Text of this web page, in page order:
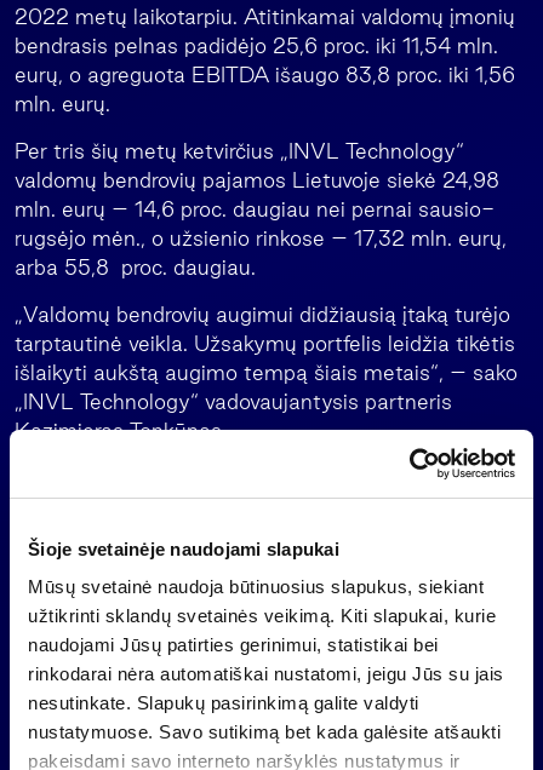
Šioje svetainėje naudojami slapukai
Mūsų svetainė naudoja būtinuosius slapukus, siekiant
užtikrinti sklandų svetainės veikimą. Kiti slapukai, kurie
naudojami Jūsų patirties gerinimui, statistikai bei
rinkodarai nėra automatiškai nustatomi, jeigu Jūs su jais
nesutinkate. Slapukų pasirinkimą galite valdyti
nustatymuose. Savo sutikimą bet kada galėsite atšaukti
pakeisdami savo interneto naršyklės nustatymus ir
2022 metų laikotarpiu. Atitinkamai valdomų įmonių
bendrasis pelnas padidėjo 25,6 proc. iki 11,54 mln.
eurų, o agreguota EBITDA išaugo 83,8 proc. iki 1,56
mln. eurų.
Per tris šių metų ketvirčius „INVL Technology“
valdomų bendrovių pajamos Lietuvoje siekė 24,98
mln. eurų – 14,6 proc. daugiau nei pernai sausio-
rugsėjo mėn., o užsienio rinkose – 17,32 mln. eurų,
arba 55,8 proc. daugiau.
„Valdomų bendrovių augimui didžiausią įtaką turėjo
tarptautinė veikla. Užsakymų portfelis leidžia tikėtis
išlaikyti aukštą augimo tempą šiais metais“, – sako
„INVL Technology“ vadovaujantysis partneris
Kazimieras Tonkūnas.
„INVL Technology“ valdo kibernetinio saugumo
bendrovę „NRD Cyber Security“,GovTechbendrovę
„NRD Companies“ ir Baltijos šalių IT bendrovę
„Novian“.
„INVL Technology“ – uždaro tipo investicinė
bendrovė, kotiruojama biržos „Nasdaq Vilnius“
papildomame sąraše (INC1L). Ją valdo investicijų
valdymo bendrovė „INVL Asset Management“.
„INVL Technology“ investicijos bus realizuotos iki
2026 metų liepos 14 dienos, ir lėšos išmokėtos